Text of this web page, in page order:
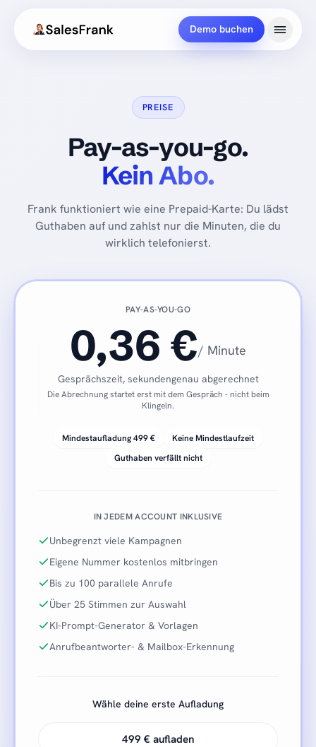
Demo buchen
PREISE
Pay-as-you-go.
Kein Abo.
Frank funktioniert wie eine Prepaid-Karte: Du lädst
Guthaben auf und zahlst nur die Minuten, die du
wirklich telefonierst.
PAY-AS-YOU-GO
0,36 €/ Minute
Gesprächszeit, sekundengenau abgerechnet
Die Abrechnung startet erst mit dem Gespräch - nicht beim
Klingeln.
Mindestaufladung 499 €
Keine Mindestlaufzeit
Guthaben verfällt nicht
IN JEDEM ACCOUNT INKLUSIVE
Unbegrenzt viele Kampagnen
Eigene Nummer kostenlos mitbringen
Bis zu 100 parallele Anrufe
Über 25 Stimmen zur Auswahl
KI-Prompt-Generator & Vorlagen
Anrufbeantworter- & Mailbox-Erkennung
Wähle deine erste Aufladung
499 € aufladen